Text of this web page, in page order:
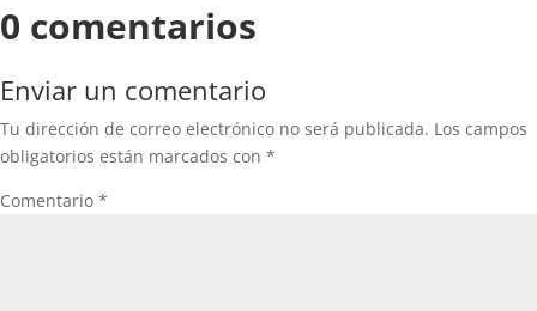
0 comentarios
Enviar un comentario
Tu dirección de correo electrónico no será publicada. Los campos
obligatorios están marcados con *
Comentario *